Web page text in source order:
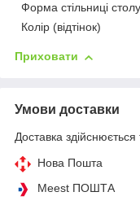
Форма стільниці столу
Колір (відтінок)
Приховати
Умови доставки
Доставка здійснюється
Нова Пошта
Meest ПОШТА